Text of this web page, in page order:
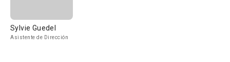
Sylvie Guedel
Asistente de Dirección